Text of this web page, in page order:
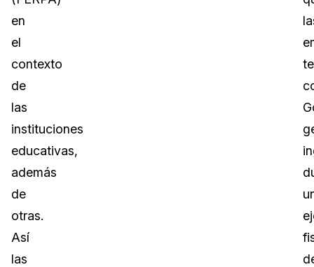
en
el
contexto
de
las
instituciones
educativas,
además
de
otras.
Así
las